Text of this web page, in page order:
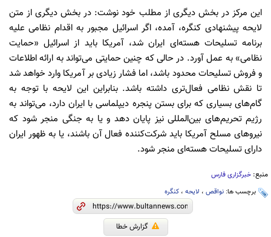
این مرکز در بخش دیگری از مطلب خود نوشت: در بخش دیگری از متن
لایحه پیشنهادی کنگره، آمده، اگر اسرائیل مجبور به اقدام نظامی علیه
برنامه تسلیحات هسته‌ای ایران شد، آمریکا باید از اسرائیل «حمایت
نظامی» به عمل آورد. در حالی که چنین حمایتی می‌تواند به ارائه اطلاعات
و فروش تسلیحات محدود باشد، اما فشار زیادی بر آمریکا وارد خواهد شد
تا نقش نظامی فعال‌تری داشته باشد. بنابراین این لایحه با توجه به
گام‌های بسیاری که برای بستن پنجره دیپلماسی با ایران دارد، می‌تواند به
رژیم تحریم‌های بین‌المللی نیز پایان دهد و یا به جنگی منجر شود که
نیروهای مسلح آمریکا باید شرکت‌کننده فعال آن باشند، یا به ظهور ایران
دارای تسلیحات هسته‌ای منجر شود.
منبع: خبرگزاری فارس
برچسب ها: نواقص ، لایحه ، کنگره
گزارش خطا